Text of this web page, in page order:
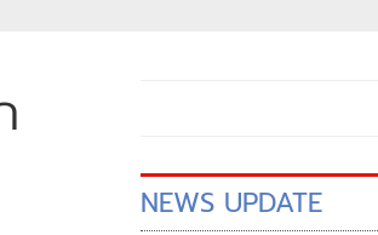
NEWS UPDATE